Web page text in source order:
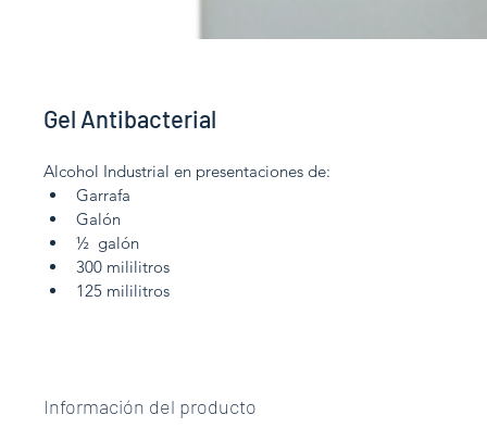
Gel Antibacterial
Alcohol Industrial en presentaciones de:
Garrafa
Galón
½  galón
300 mililitros
125 mililitros
Información del producto